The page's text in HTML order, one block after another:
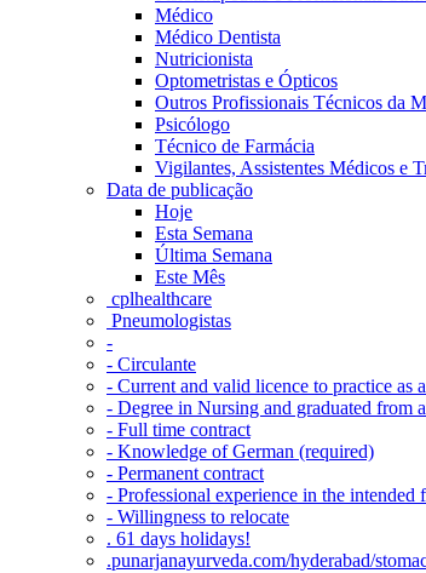
Médico
Médico Dentista
Nutricionista
Optometristas e Ópticos
Outros Profissionais Técnicos da
Psicólogo
Técnico de Farmácia
Vigilantes, Assistentes Médicos e
Data de publicação
Hoje
Esta Semana
Última Semana
Este Mês
‎ cplhealthcare‬
Pneumologistas
-
- Circulante
- Current and valid licence to practice as
- Degree in Nursing and graduated from
- Full time contract
- Knowledge of German (required)
- Permanent contract
- Professional experience in the intended
- Willingness to relocate
. 61 days holidays!
.punarjanayurveda.com/hyderabad/